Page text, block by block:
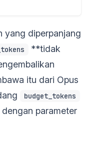
yang diperpanjang
**tidak
itu dari Opus
budget_tokens
parameter